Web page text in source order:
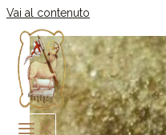
Vai al contenuto